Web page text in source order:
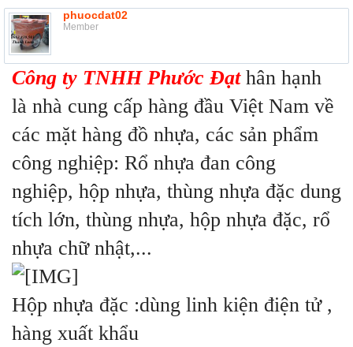
phuocdat02
Member
Công ty TNHH Phước Đạthân hạnh
là nhà cung cấp hàng đầu Việt Nam về
các mặt hàng đồ nhựa, các sản phẩm
công nghiệp: Rổ nhựa đan công
nghiệp, hộp nhựa, thùng nhựa đặc dung
tích lớn, thùng nhựa, hộp nhựa đặc, rổ
nhựa chữ nhật,...
Hộp nhựa đặc :dùng linh kiện điện tử ,
hàng xuất khẩu